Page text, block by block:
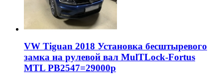
VW Tiguan 2018 Установка бесштыревого
замка на рулевой вал MulTLock-Fortus
MTL РВ2547=29000р